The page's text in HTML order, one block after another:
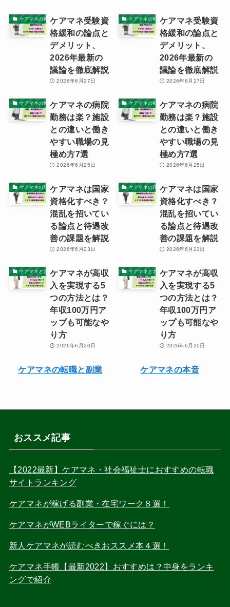
ケアマネの転職ノウハウと体験記
ケアマネ受験資
格緩和の論点と
デメリット、
2026年最新の
議論を徹底解説
2026年6月27日
ケアマネの転職ノウハウと体験記
ケアマネの病院
勤務は楽？施設
との違いと働き
やすい職場の見
極め方7選
2026年6月25日
ケアマネの現実ケアマネは国家
資格化すべき？
混乱を招いてい
る論点と待遇改
善の課題を解説
2026年6月23日
ケアマネとお金・資産ケアマネが高収
入を実現する5
つの方法とは？
年収100万円ア
ップも可能なや
り方
2026年6月20日
ケアマネの転職と副業
ケアマネの転職ノウハウと体験記
ケアマネ受験資
格緩和の論点と
デメリット、
2026年最新の
議論を徹底解説
2026年6月27日
ケアマネの転職ノウハウと体験記
ケアマネの病院
勤務は楽？施設
との違いと働き
やすい職場の見
極め方7選
2026年6月25日
ケアマネの現実ケアマネは国家
資格化すべき？
混乱を招いてい
る論点と待遇改
善の課題を解説
2026年6月23日
ケアマネとお金・資産ケアマネが高収
入を実現する5
つの方法とは？
年収100万円ア
ップも可能なや
り方
2026年6月20日
ケアマネの本音
おススメ記事
【2022最新】ケアマネ・社会福祉士におすすめの転職
サイトランキング
ケアマネが稼げる副業・在宅ワーク８選！
ケアマネがWEBライターで稼ぐには？
新人ケアマネが読むべきおススメ本４選！
ケアマネ手帳【最新2022】おすすめは？中身をランキ
ングで紹介